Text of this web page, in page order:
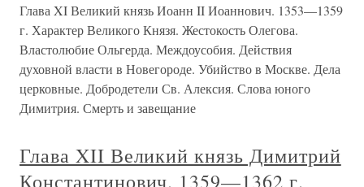
Глава XI Великий князь Иоанн II Иоаннович. 1353—1359
г. Характер Великого Князя. Жестокость Олегова.
Властолюбие Ольгерда. Междоусобия. Действия
духовной власти в Новегороде. Убийство в Москве. Дела
церковные. Добродетели Св. Алексия. Слова юного
Димитрия. Смерть и завещание
Глава XII Великий князь Димитрий
Константинович. 1359—1362 г.